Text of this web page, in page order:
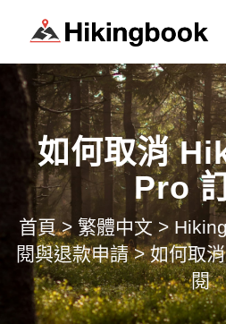
登入
如何取消
Pro
首頁 > 繁體中文 >
閱與退款申請 > 如何取
閱